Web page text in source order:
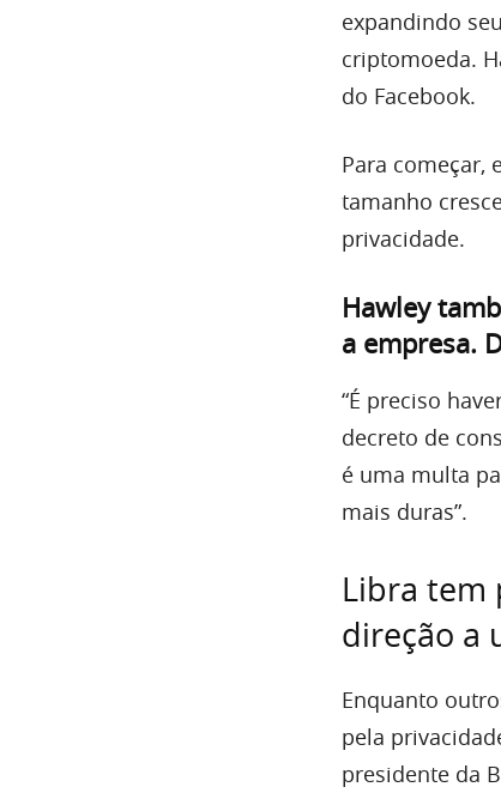
expandindo
criptomoeda.
do Facebook.
Para começar,
tamanho
privacidade.
Hawley
a empresa.
“É preciso
decreto de
é uma multa
mais duras”.
Libra tem
direção a
Enquanto
pela
presidente da